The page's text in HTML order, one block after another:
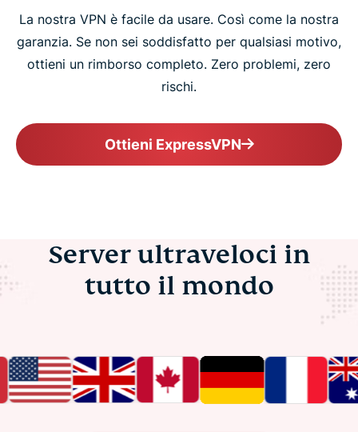
La nostra VPN è facile da usare. Così come la nostra
garanzia. Se non sei soddisfatto per qualsiasi motivo,
ottieni un rimborso completo. Zero problemi, zero
rischi.
Ottieni ExpressVPN
Server ultraveloci in
tutto il mondo